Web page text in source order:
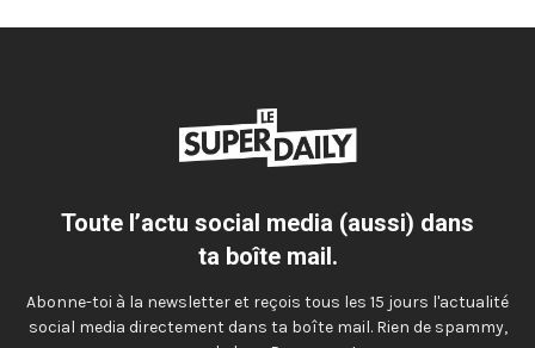
Toute l’actu social media (aussi) dans
ta boîte mail.
Abonne-toi à la newsletter et reçois tous les 15 jours l'actualité
social media directement dans ta boîte mail. Rien de spammy,